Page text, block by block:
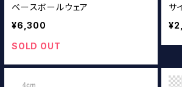
ベースボールウェア
¥6,300
SOLD OUT
サ